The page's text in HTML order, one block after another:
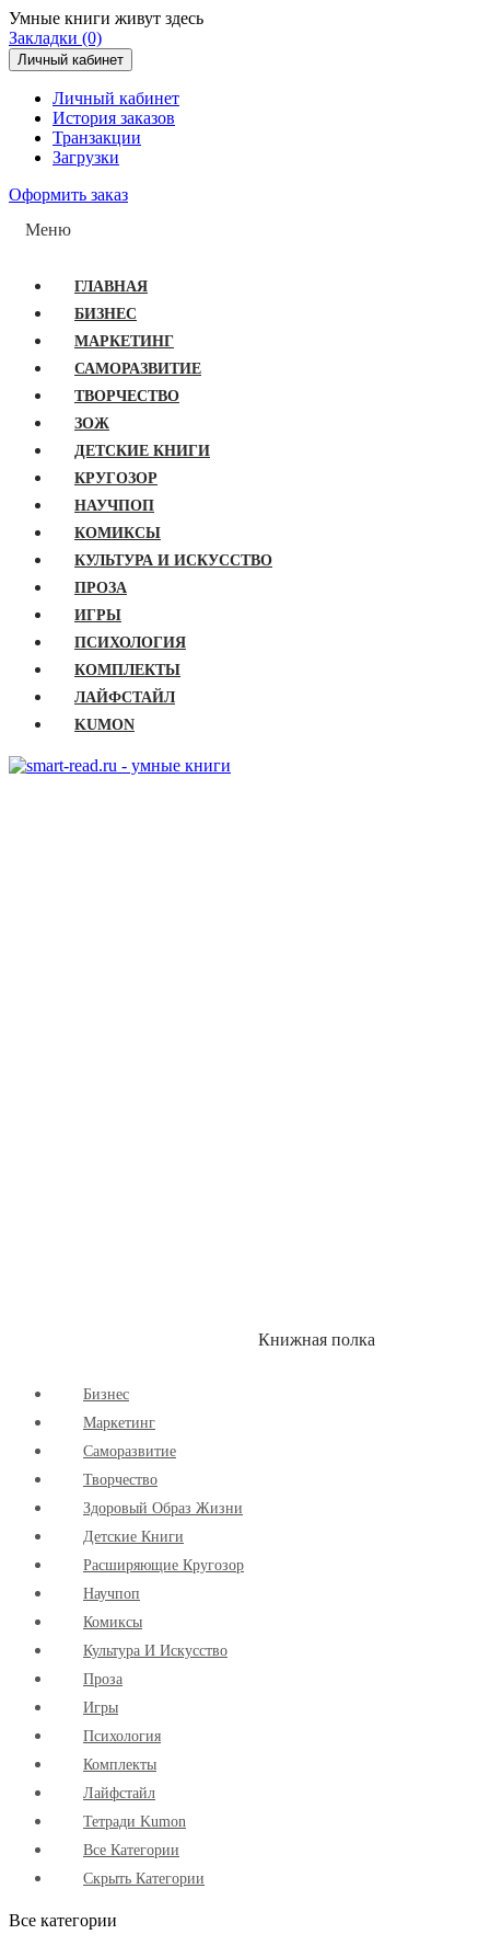
Умные книги живут здесь
Закладки (0)
Личный кабинет
Личный кабинет
История заказов
Транзакции
Загрузки
Оформить заказ
Меню
ГЛАВНАЯ
БИЗНЕС
МАРКЕТИНГ
САМОРАЗВИТИЕ
ТВОРЧЕСТВО
ЗОЖ
ДЕТСКИЕ КНИГИ
КРУГОЗОР
НАУЧПОП
КОМИКСЫ
КУЛЬТУРА И ИСКУССТВО
ПРОЗА
ИГРЫ
ПСИХОЛОГИЯ
КОМПЛЕКТЫ
ЛАЙФСТАЙЛ
KUMON
Книжная полка
Бизнес
Маркетинг
Cаморазвитие
Творчество
Здоровый Образ Жизни
Детские Книги
Расширяющие Кругозор
Научпоп
Комиксы
Культура И Искусство
Проза
Игры
Психология
Комплекты
Лайфстайл
Тетради Kumon
Все Категории
Скрыть Категории
Все категории